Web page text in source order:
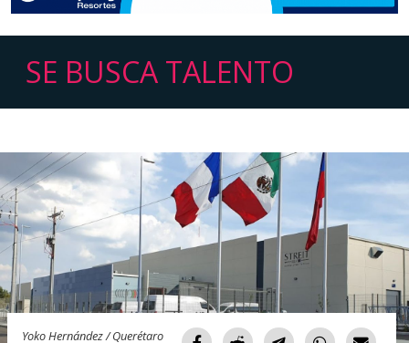
SE BUSCA TALENTO
Yoko Hernández / Querétaro